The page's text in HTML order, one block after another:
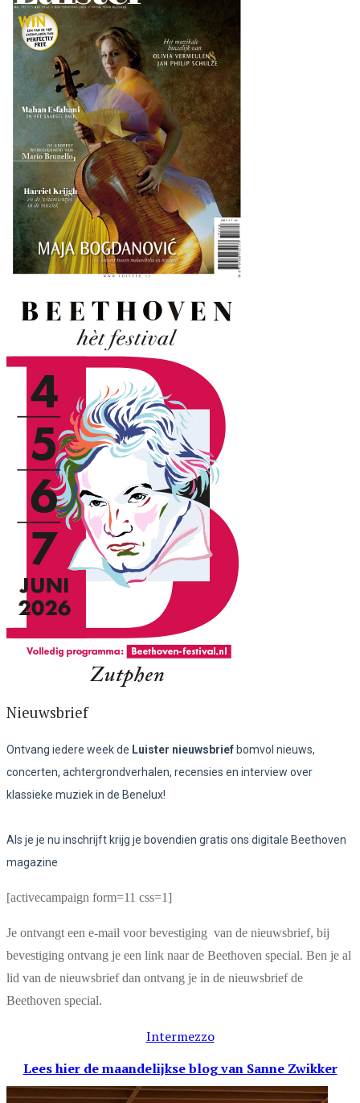
Nieuwsbrief
Ontvang iedere week de Luister nieuwsbrief bomvol nieuws,
concerten, achtergrondverhalen, recensies en interview over
klassieke muziek in de Benelux!
Als je je nu inschrijft krijg je bovendien gratis ons digitale Beethoven
magazine
[activecampaign form=11 css=1]
Je ontvangt een e-mail voor bevestiging van de nieuwsbrief, bij
bevestiging ontvang je een link naar de Beethoven special. Ben je al
lid van de nieuwsbrief dan ontvang je in de nieuwsbrief de
Beethoven special.
Intermezzo
Lees hier de maandelijkse blogvan Sanne Zwikker